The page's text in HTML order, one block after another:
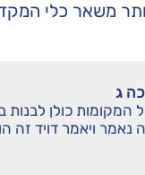
משאר כלי
ג
כולן לבנות
ויאמר דויד זה